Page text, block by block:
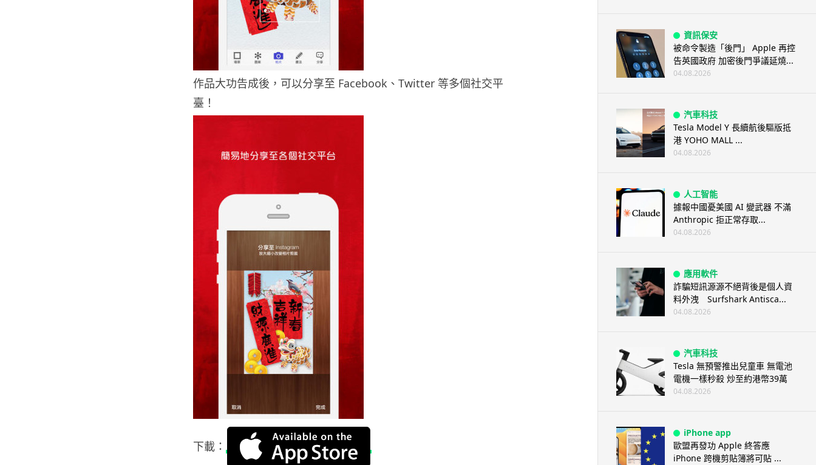
作品大功告成後，可以分享至 Facebook、Twitter 等多個社交平
臺！
下載：
資訊保安
被命令製造「後門」 Apple 再控
告英國政府 加密後門爭議延燒...
04.08.2026
汽車科技
Tesla Model Y 長續航後驅版抵
港 YOHO MALL ...
04.08.2026
人工智能
據報中國憂美國 AI 變武器 不滿
Anthropic 拒正常存取...
04.08.2026
應用軟件
詐騙短訊源源不絕背後是個人資
料外洩 Surfshark Antisca...
04.08.2026
汽車科技
Tesla 無預警推出兒童車 無電池
電機一樣秒殺 炒至約港幣39萬
04.08.2026
iPhone app
歐盟再發功 Apple 終答應
iPhone 跨機剪貼簿將可貼 ...